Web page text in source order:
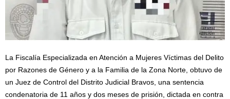
La Fiscalía Especializada en Atención a Mujeres Víctimas del Delito
por Razones de Género y a la Familia de la Zona Norte, obtuvo de
un Juez de Control del Distrito Judicial Bravos, una sentencia
condenatoria de 11 años y dos meses de prisión, dictada en contra